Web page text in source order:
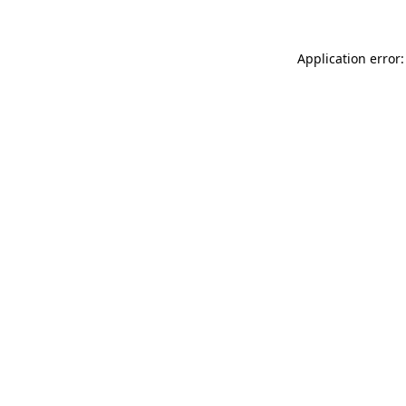
Application